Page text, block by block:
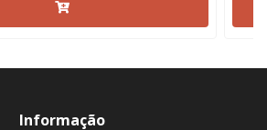
Informação